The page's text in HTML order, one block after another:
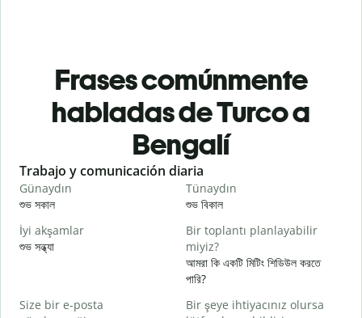
Frases comúnmente
habladas de Turco a
Bengalí
Slide 1 of 6
Trabajo y comunicación diaria
Günaydın
শুভ সকাল
Tünaydın
শুভ বিকাল
İyi akşamlar
শুভ সন্ধ্যা
Bir toplantı planlayabilir
miyiz?
আমরা কি একটি মিটিং শিডিউল করতে
পারি?
Size bir e-posta
Bir şeye ihtiyacınız olursa